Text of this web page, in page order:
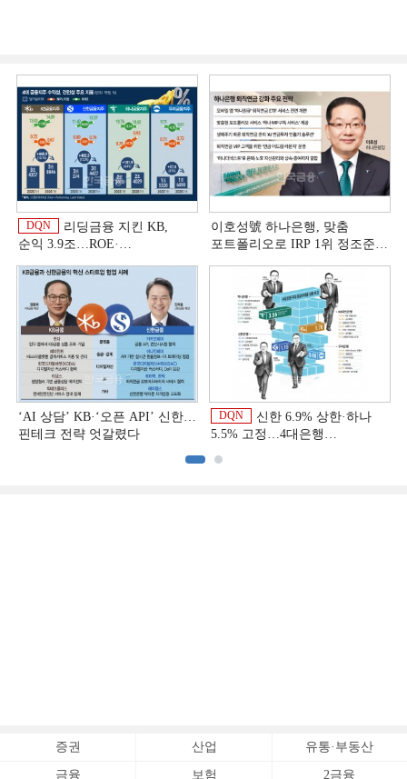
DQN
리딩금융 지킨 KB,
순익 3.9조…ROE·
상반기 금융 리그테이블]
이호성號 하나은행, 맞춤
포트폴리오로 IRP 1위 정조준
‘AI 상담’ KB·‘오픈 API’ 신한…
핀테크 전략 엇갈렸다
DQN
신한 6.9% 상한·하나
5.5% 고정…4대은행
증권 산업 유통·부동산
금융 보험 2금융